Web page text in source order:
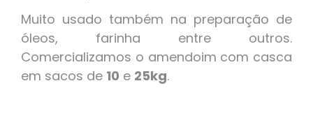
Muito usado também na preparação de
óleos, farinha entre outros.
Comercializamos o amendoim com casca
em sacos de 10 e 25kg.